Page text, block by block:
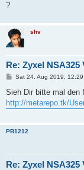
?
shv
Re: Zyxel NSA325
P
s
Sat 24. Aug 2019, 12:29
Sieh Dir bitte mal den
http://metarepo.tk/
PB1212
Re: Zyxel NSA325